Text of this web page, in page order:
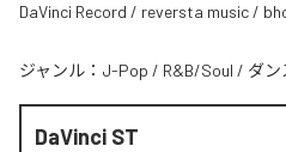
DaVinci Record / reversta music /
ジャンル： J-Pop / R&B/Soul / ダン
DaVinci ST